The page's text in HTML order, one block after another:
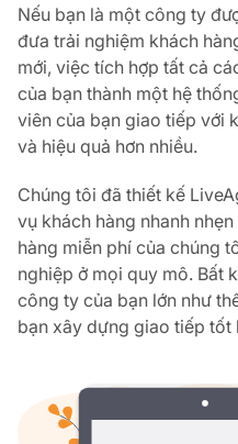
Nếu bạn là một công ty
đưa trải nghiệm khách
mới, việc tích hợp tất cả
của bạn thành một hệ
viên của bạn giao tiếp với
và hiệu quả hơn nhiều.
Chúng tôi đã thiết kế
vụ khách hàng nhanh
hàng miễn phí của chúng
nghiệp ở mọi quy mô. Bất
công ty của bạn lớn như
bạn xây dựng giao tiếp tốt